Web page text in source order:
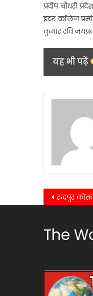
प्रदीप चौधरी
इंटर कॉलेज
कुमार रवि
यह भी पढ़ें
Post
रुद्रपुर कोतवाली पुलिस द्वारा मजार में हुई
The